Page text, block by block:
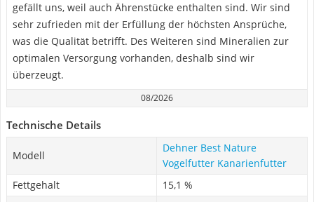
gefällt uns, weil auch Ährenstücke enthalten sind. Wir sind
sehr zufrieden mit der Erfüllung der höchsten Ansprüche,
was die Qualität betrifft. Des Weiteren sind Mineralien zur
optimalen Versorgung vorhanden, deshalb sind wir
überzeugt.
08/2026
Technische Details
Modell
Dehner Best Nature
Vogelfutter Kanarienfutter
Fettgehalt
15,1 %